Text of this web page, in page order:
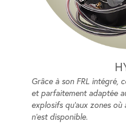
Grâce à son FRL intégré,
et parfaitement adaptée
explosifs qu'aux zones où
n’est disponible.